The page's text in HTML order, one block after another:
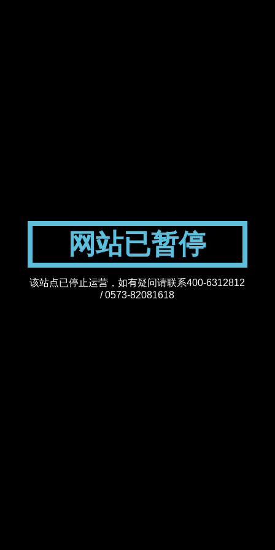
网站已暂停
该站点已停止运营，如有疑问请联系400-6312812
/ 0573-82081618